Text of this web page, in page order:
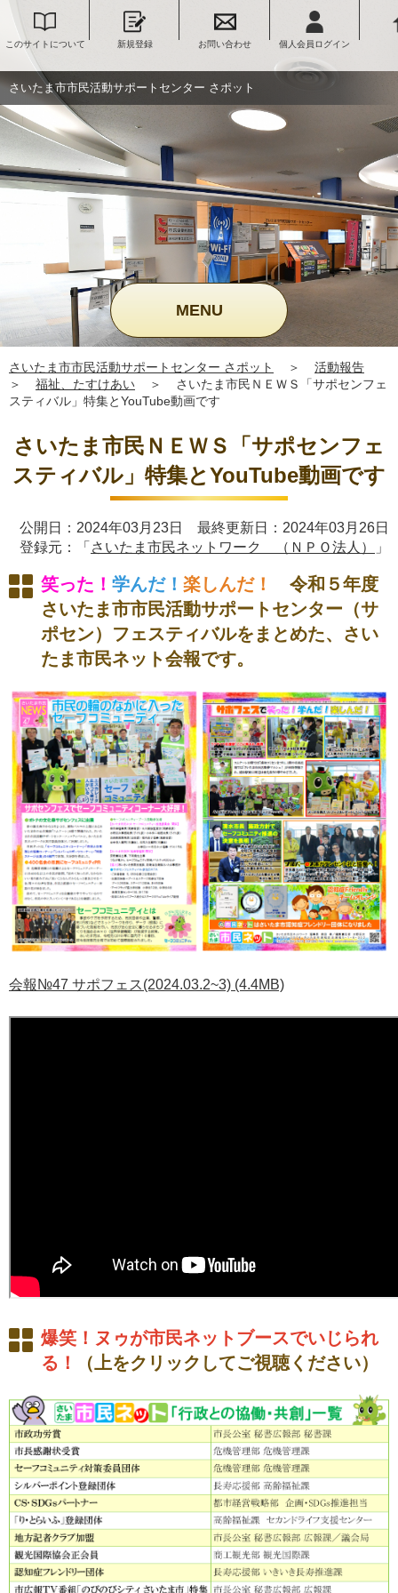
このサイトについて 新規登録 お問い合わせ 個人会員ログイン
さいたま市市民活動サポートセンター さポット
MENU
さいたま市市民活動サポートセンター さポット ＞
活動報告
＞
福祉、たすけあい ＞
さいたま市民ＮＥＷＳ「サポセンフェ
スティバル」特集とYouTube動画です
さいたま市民ＮＥＷＳ「サポセンフェ
スティバル」特集とYouTube動画です
公開日：2024年03月23日 最終更新日：2024年03月26日
登録元：「 さいたま市民ネットワーク （ＮＰＯ法人） 」
笑った！ 学んだ！ 楽しんだ！
令和５年度
さいたま市市民活動サポートセンター（サ
ポセン）フェスティバルをまとめた、さい
たま市民ネット会報です。
会報№47 サポフェス(2024.03.2~3) (4.4MB)
爆笑！ヌゥが市民ネットブースでいじられ
る！
（上をクリックしてご視聴ください）